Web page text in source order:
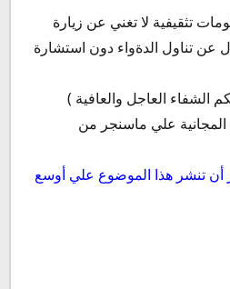
تثقيفية لا تغني عن زيارة
عن تناول الدةواء دون استشارة
الشفاء العاجل والعافية )
علي ماسنجر من
أن تنشر هذا الموضوع علي أوسع